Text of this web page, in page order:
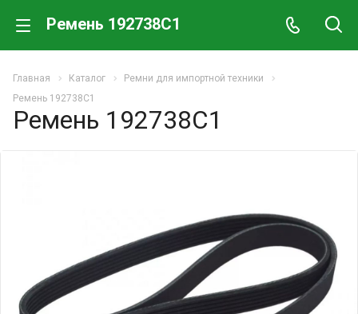
Ремень 192738C1
Главная Каталог
Ремни для импортной техники
Ремень 192738C1
Ремень 192738C1